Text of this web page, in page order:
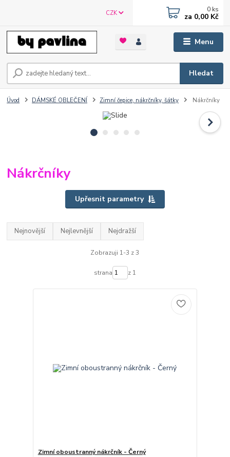
Menu
CZK
Hledat
0 ks
za 0,00 Kč
Úvod DÁMSKÉ OBLEČENÍ Zimní čepice, nákrčníky, šátky Nákrčníky
Nákrčníky
Upřesnit parametry
Nejnovější Nejlevnější Nejdražší
Zobrazuji 1-3 z 3
strana z 1
Zimní oboustranný nákrčník - Černý